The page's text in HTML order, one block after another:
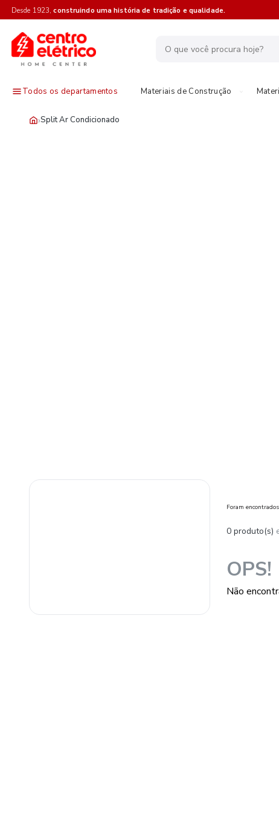
Desde 1923,construindo uma história de tradição e qualidade.
Todos os departamentos Materiais de Construção
›Split Ar Condicionado
Foram encontrados
0 produto(s)
OPS!
Não